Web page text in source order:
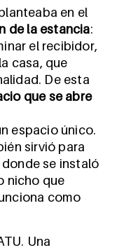
en el
de la estancia:
el recibidor,
casa, que
De esta
que se abre
espacio único.
sirvió para
se instaló
nicho que
como
Una